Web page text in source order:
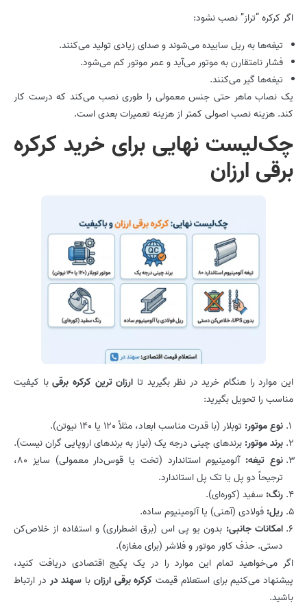
اگر کرکره “تراز” نصب نشود:
تیغه‌ها به ریل ساییده می‌شوند و صدای زیادی تولید می‌کنند.
فشار نامتقارن به موتور می‌آید و عمر موتور کم می‌شود.
تیغه‌ها گیر می‌کنند.
یک نصاب ماهر حتی جنس معمولی را طوری نصب می‌کند که درست کار
کند. هزینه نصب اصولی کمتر از هزینه تعمیرات بعدی است.
چک‌لیست نهایی برای خرید کرکره
برقی ارزان
این موارد را هنگام خرید در نظر بگیرید تا ارزان ترین کرکره برقیبا کیفیت
مناسب را تحویل بگیرید:
نوع موتور: توبلار (با قدرت مناسب ابعاد، مثلاً 120 یا 140 نیوتن).
برند موتور: برندهای چینی درجه یک (نیاز به برندهای اروپایی گران نیست).
نوع تیغه:
آلومینیوم استاندارد (تخت یا قوس‌دار معمولی) سایز 80،
ترجیحاً دو پل یا تک پل استاندارد.
رنگ: سفید (کوره‌ای).
ریل: فولادی (آهنی) یا آلومینیوم ساده.
امکانات جانبی: بدون یو پی اس (برق اضطراری) و استفاده از خلاص‌کن
دستی. حذف کاور موتور و فلاشر (برای مغازه).
اگر می‌خواهید تمام این موارد را در یک پکیج اقتصادی دریافت کنید،
پیشنهاد می‌کنیم برای استعلام قیمت کرکره برقی ارزان با سهند دردر ارتباط
باشید.